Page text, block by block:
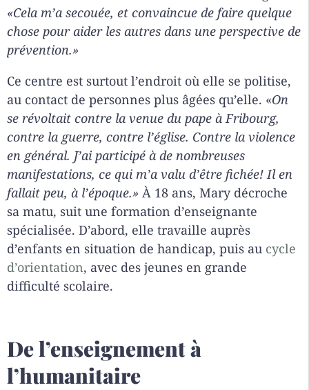
«Cela m’a secouée, et convaincue de faire quelque
chose pour aider les autres dans une perspective de
prévention.»
Ce centre est surtout l’endroit où elle se politise,
au contact de personnes plus âgées qu’elle. «On
se révoltait contre la venue du pape à Fribourg,
contre la guerre, contre l’église. Contre la violence
en général. J’ai participé à de nombreuses
manifestations, ce qui m’a valu d’être fichée! Il en
fallait peu, à l’époque.» À 18 ans, Mary décroche
sa matu, suit une formation d’enseignante
spécialisée. D’abord, elle travaille auprès
d’enfants en situation de handicap, puis au cycle
d’orientation, avec des jeunes en grande
difficulté scolaire.
De l’enseignement à
l’humanitaire